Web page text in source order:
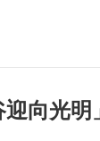
向光